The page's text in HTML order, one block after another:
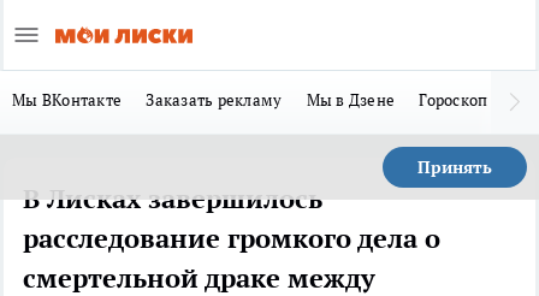
Мы ВКонтакте Заказать рекламу Мы в Дзене Гороскоп
Принять
В Лисках завершилось
расследование громкого дела о
смертельной драке между